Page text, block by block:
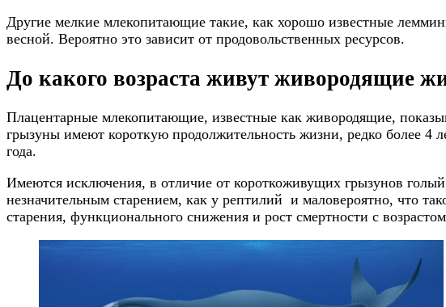
Другие мелкие млекопитающие такие, как хорошо известные
весной. Вероятно это зависит от продовольственных ресурсов.
До какого возраста живут живородящие
Плацентарные млекопитающие, известные как живородящие,
грызуны имеют короткую продолжительность жизни, редко более
года.
Имеются исключения, в отличие от короткоживущих грызунов
незначительным старением, как у рептилий и маловероятно, что
старения, функционального снижения и рост смертности с